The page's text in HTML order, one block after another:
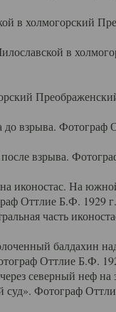
в холмогорский
в
взрыва. Фотограф
взрыва.
иконостас. На
Оттлие Б.Ф. 1929
часть
балдахин
Оттлие Б.Ф.
северный неф на
суд». Фотограф